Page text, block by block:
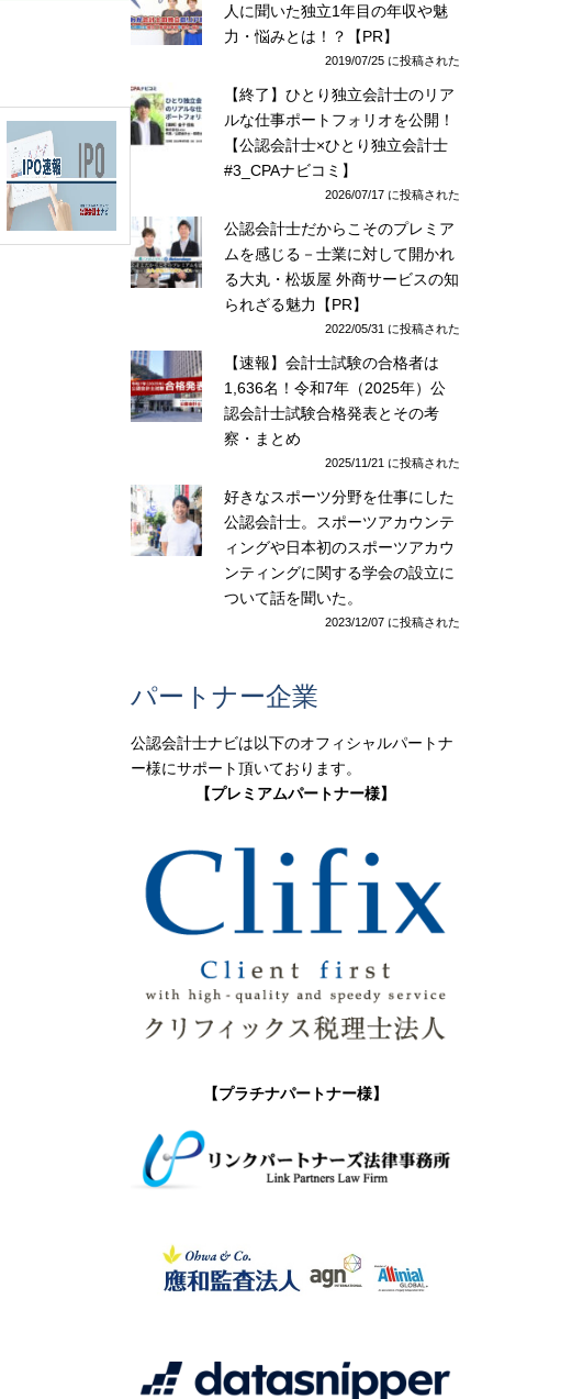
人に聞いた独立1年目の年収や魅
力・悩みとは！？【PR】
2019/07/25 に投稿された
【終了】ひとり独立会計士のリア
ルな仕事ポートフォリオを公開！
【公認会計士×ひとり独立会計士
#3_CPAナビコミ】
2026/07/17 に投稿された
公認会計士だからこそのプレミア
ムを感じる－士業に対して開かれ
る大丸・松坂屋 外商サービスの知
られざる魅力【PR】
2022/05/31 に投稿された
【速報】会計士試験の合格者は
1,636名！令和7年（2025年）公
認会計士試験合格発表とその考
察・まとめ
2025/11/21 に投稿された
好きなスポーツ分野を仕事にした
公認会計士。スポーツアカウンテ
ィングや日本初のスポーツアカウ
ンティングに関する学会の設立に
ついて話を聞いた。
2023/12/07 に投稿された
パートナー企業
公認会計士ナビは以下のオフィシャルパートナ
ー様にサポート頂いております。
【プレミアムパートナー様】
【プラチナパートナー様】